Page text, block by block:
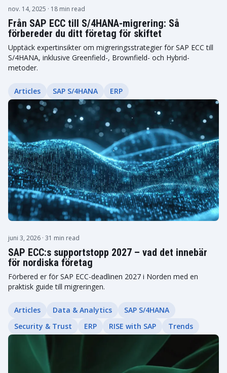
nov. 14, 2025 · 18 min read
Från SAP ECC till S/4HANA-migrering: Så
förbereder du ditt företag för skiftet
Upptäck expertinsikter om migreringsstrategier för SAP ECC till
S/4HANA, inklusive Greenfield-, Brownfield- och Hybrid-
metoder.
Articles SAP S/4HANA ERP
juni 3, 2026 · 31 min read
SAP ECC:s supportstopp 2027 – vad det innebär
för nordiska företag
Förbered er för SAP ECC-deadlinen 2027 i Norden med en
praktisk guide till migreringen.
Articles Data & Analytics
SAP S/4HANA
Security & Trust
ERP RISE with SAP Trends